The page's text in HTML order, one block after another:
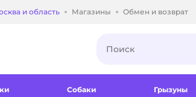
Выбор адреса доставки.
и область Магазины Обмен и возврат
Собаки Грызуны